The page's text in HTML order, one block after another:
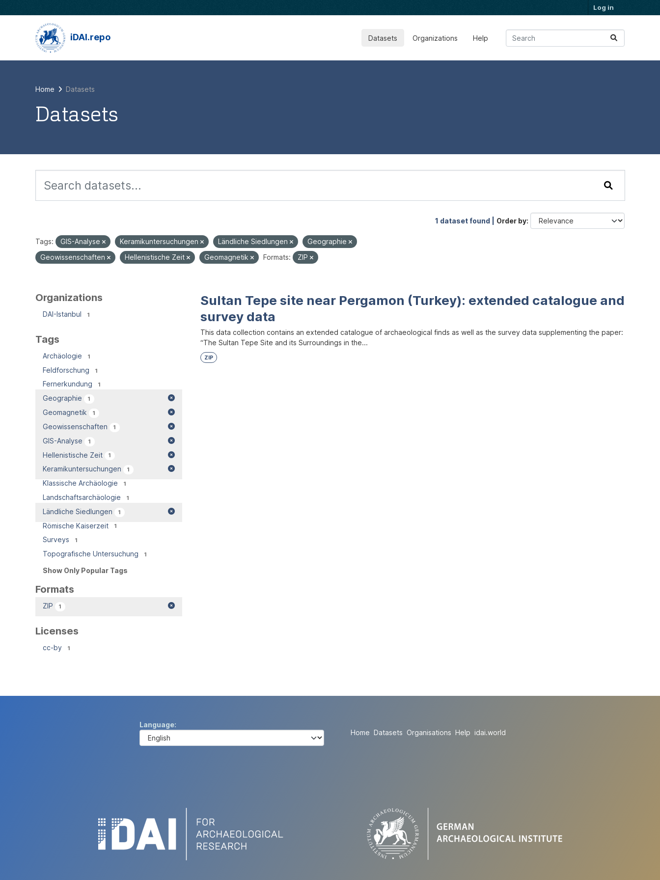
Log in
iDAI.repo Datasets Organizations Help
Home Datasets
Datasets
1 dataset found | Order by
Tags: GIS-Analyse Keramikuntersuchungen Ländliche Siedlungen
Geographie
Geowissenschaften
Hellenistische Zeit Geomagnetik Formats: ZIP
Organizations
DAI-Istanbul 1
Tags
Archäologie 1
Feldforschung 1
Fernerkundung 1
Geographie 1
Geomagnetik 1
Geowissenschaften 1
GIS-Analyse 1
Hellenistische Zeit 1
Keramikuntersuchungen 1
Klassische Archäologie 1
Landschaftsarchäologie 1
Ländliche Siedlungen 1
Römische Kaiserzeit 1
Surveys 1
Topografische Untersuchung 1
Show Only Popular Tags
Formats
ZIP 1
Licenses
cc-by 1
Sultan Tepe site near Pergamon (Turkey): extended catalogue and
survey data
This data collection contains an extended catalogue of archaeological finds as well as the survey data supplementing the paper:
“The Sultan Tepe Site and its Surroundings in the...
ZIP
Language
Home Datasets Organisations Help idai.world